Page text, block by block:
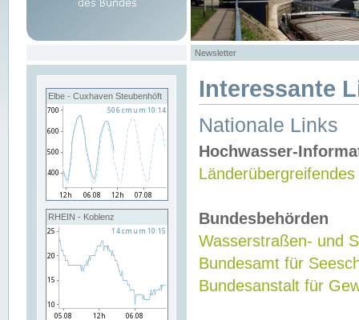
Newsletter
Elbe - Cuxhaven Steubenhöft
RHEIN - Koblenz
Interessante
Nationale Links
Hochwasser-
Bundesbehörden
Wasserstraßen- und
Bundesamt für
Bundesanstalt für